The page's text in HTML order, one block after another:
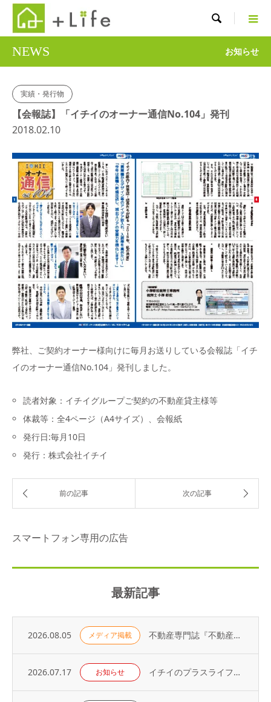

NEWS お知らせ
実績・発行物
【会報誌】「イチイのオーナー通信No.104」発刊
2018.02.10
弊社、ご契約オーナー様向けに毎月お送りしている会報誌「イチ
イのオーナー通信No.104」発刊しました。
読者対象：イチイグループご契約の不動産貸主様等
体裁等：全4ページ（A4サイズ）、会報紙
発行日:毎月10日
発行：株式会社イチイ
スマートフォン専用の広告
最新記事
2026.08.05 メディア掲載 不動産専門誌『不動産コンサルティングプラス』に弊社代表・荻野の寄稿記事が掲載されました
2026.07.17 お知らせ イチイのプラスライフサービス「 オーナーアプリ」導入のお知らせ